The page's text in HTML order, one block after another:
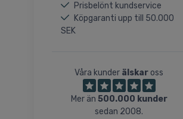
Prisbelönt kundservice
Köpgaranti upp till 50.000
SEK
Våra kunder älskar oss
Mer än 500.000 kunder
sedan 2008.